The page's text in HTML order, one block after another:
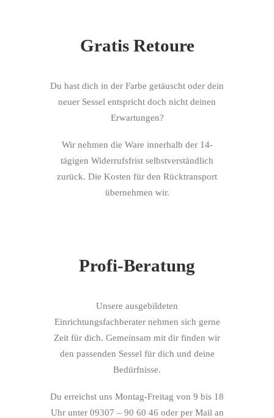
Gratis Retoure
Du hast dich in der Farbe getäuscht oder dein
neuer Sessel entspricht doch nicht deinen
Erwartungen?
Wir nehmen die Ware innerhalb der 14-
tägigen Widerrufsfrist selbstverständlich
zurück. Die Kosten für den Rücktransport
übernehmen wir.
Profi-Beratung
Unsere ausgebildeten
Einrichtungsfachberater nehmen sich gerne
Zeit für dich. Gemeinsam mit dir finden wir
den passenden Sessel für dich und deine
Bedürfnisse.
Du erreichst uns Montag-Freitag von 9 bis 18
Uhr unter 09307 – 90 60 46 oder per Mail an